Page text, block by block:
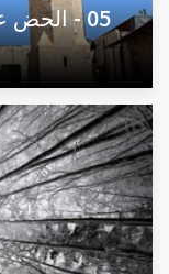
05 - الحض